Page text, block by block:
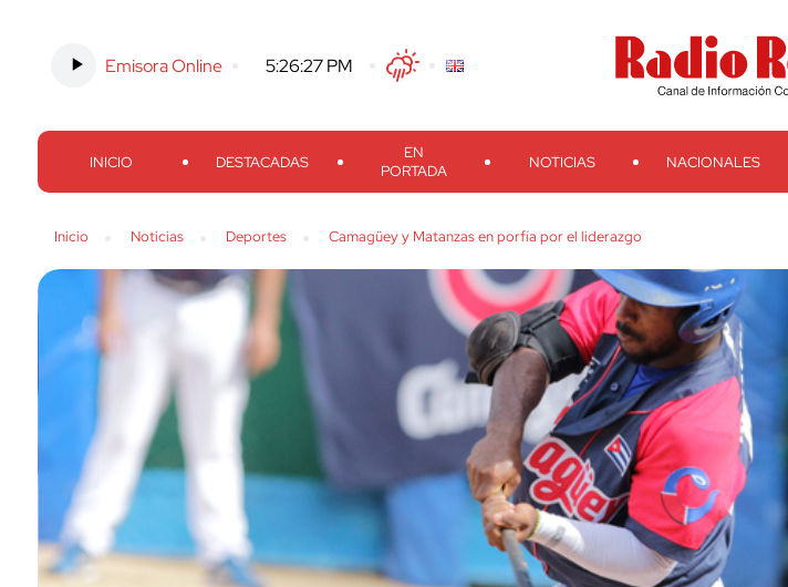
Emisora Online 5:26:28 PM TwitterFacebook
Threads
Instagram TelegramTeveo Ivoox RSS
INICIO DESTACADAS
EN
PORTADA
NOTICIAS NACIONALES
Inicio Noticias Deportes Camagüey y Matanzas en porfía por el liderazgo